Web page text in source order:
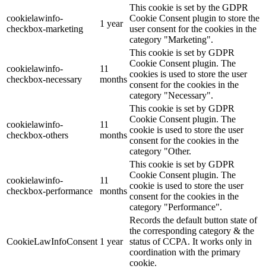
cookielawinfo-
checkbox-marketing
1 year
This cookie is set by the GDPR
Cookie Consent plugin to store the
user consent for the cookies in the
category "Marketing".
cookielawinfo-
checkbox-necessary
11
months
This cookie is set by GDPR
Cookie Consent plugin. The
cookies is used to store the user
consent for the cookies in the
category "Necessary".
cookielawinfo-
checkbox-others
11
months
This cookie is set by GDPR
Cookie Consent plugin. The
cookie is used to store the user
consent for the cookies in the
category "Other.
cookielawinfo-
checkbox-performance
11
months
This cookie is set by GDPR
Cookie Consent plugin. The
cookie is used to store the user
consent for the cookies in the
category "Performance".
CookieLawInfoConsent 1 year
Records the default button state of
the corresponding category & the
status of CCPA. It works only in
coordination with the primary
cookie.